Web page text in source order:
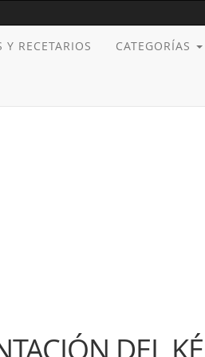
Y RECETARIOS CATEGORÍAS
DEL